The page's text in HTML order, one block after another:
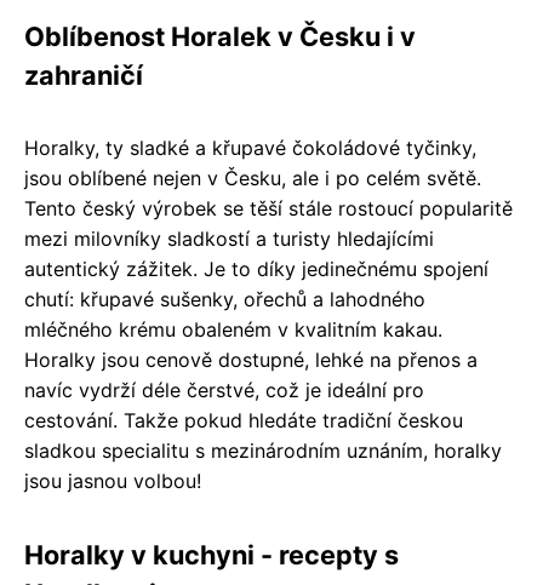
Oblíbenost Horalek v Česku i v
zahraničí
Horalky, ty sladké a křupavé čokoládové tyčinky,
jsou oblíbené nejen v Česku, ale i po celém světě.
Tento český výrobek se těší stále rostoucí popularitě
mezi milovníky sladkostí a turisty hledajícími
autentický zážitek. Je to díky jedinečnému spojení
chutí: křupavé sušenky, ořechů a lahodného
mléčného krému obaleném v kvalitním kakau.
Horalky jsou cenově dostupné, lehké na přenos a
navíc vydrží déle čerstvé, což je ideální pro
cestování. Takže pokud hledáte tradiční českou
sladkou specialitu s mezinárodním uznáním, horalky
jsou jasnou volbou!
Horalky v kuchyni - recepty s